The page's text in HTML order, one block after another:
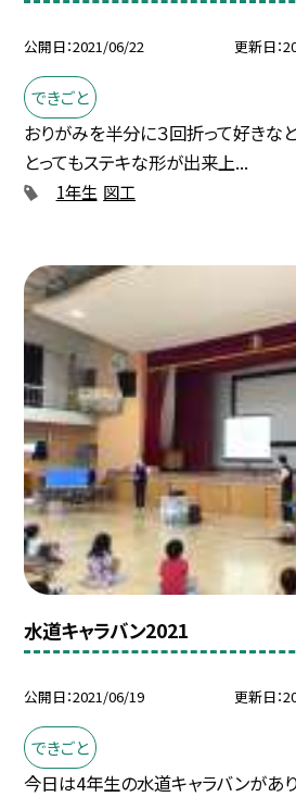
公開日 2021/06/22 更新日
できごと
おりがみを半分に３回折って好きな
とってもステキな形が出来上...
1年生 図工
水道キャラバン2021
公開日 2021/06/19 更新日
できごと
今日は4年生の水道キャラバンがあ